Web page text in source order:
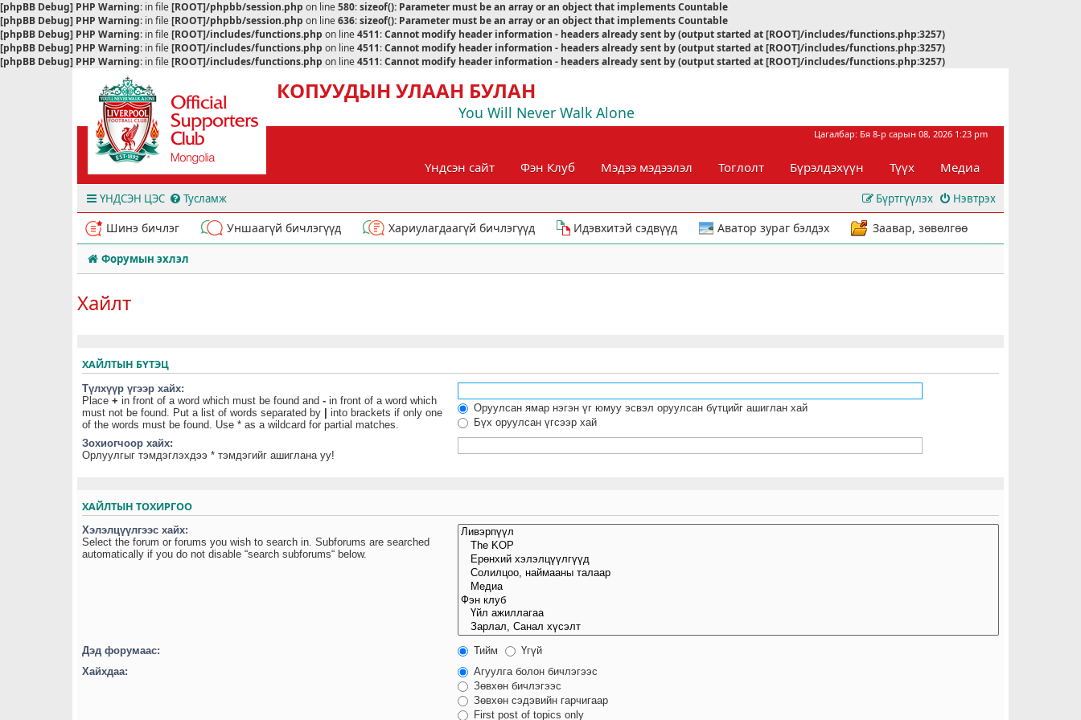
[phpBB Debug] PHP Warning: in file[ROOT]/phpbb/session.php on line580:sizeof(): Parameter must be an array or an object that implements Countable
[phpBB Debug] PHP Warning: in file[ROOT]/phpbb/session.php on line636:sizeof(): Parameter must be an array or an object that implements Countable
[phpBB Debug] PHP Warning: in file[ROOT]/includes/functions.php on line4511:Cannot modify header information - headers already sent by (output started at [ROOT]/includes/functions.php:3257)
[phpBB Debug] PHP Warning: in file[ROOT]/includes/functions.php on line4511:Cannot modify header information - headers already sent by (output started at [ROOT]/includes/functions.php:3257)
[phpBB Debug] PHP Warning: in file[ROOT]/includes/functions.php on line4511:Cannot modify header information - headers already sent by (output started at [ROOT]/includes/functions.php:3257)
КОПУУДЫН УЛААН БУЛАН
You Will Never Walk Alone
Цагалбар: Бя 8-р сарын 08, 2026 1:23 pm
Үндсэн сайт Фэн Клуб Мэдээ мэдээлэл Тоглолт Бүрэлдэхүүн Түүх Медиа
ҮНДСЭН ЦЭС Тусламж Нэвтрэх
Бүртгүүлэх
Шинэ бичлэг Уншаагүй бичлэгүүд Хариулагдаагүй бичлэгүүд Идэвхитэй сэдвүүд Аватор зураг бэлдэх Заавар, зөвөлгөө
Форумын эхлэл
Хайлт
ХАЙЛТЫН БҮТЭЦ
Түлхүүр үгээр хайх:
Place + in front of a word which must be found and - in front of a word which
must not be found. Put a list of words separated by
into brackets if only one
of the words must be found. Use * as a wildcard for partial matches.
Оруулсан ямар нэгэн үг юмуу эсвэл оруулсан бүтцийг ашиглан хай
Бүх оруулсан үгсээр хай
Зохиогчоор хайх:
Орлуулгыг тэмдэглэхдээ * тэмдэгийг ашиглана уу!
ХАЙЛТЫН ТОХИРГОО
Хэлэлцүүлгээс хайх:
Select the forum or forums you wish to search in. Subforums are searched
automatically if you do not disable “search subforums“ below.
Дэд форумаас: Тийм
Үгүй
Хайхдаа:
Агуулга болон бичлэгээс
Зөвхөн бичлэгээс
Зөвхөн сэдэвийн гарчигаар
First post of topics only